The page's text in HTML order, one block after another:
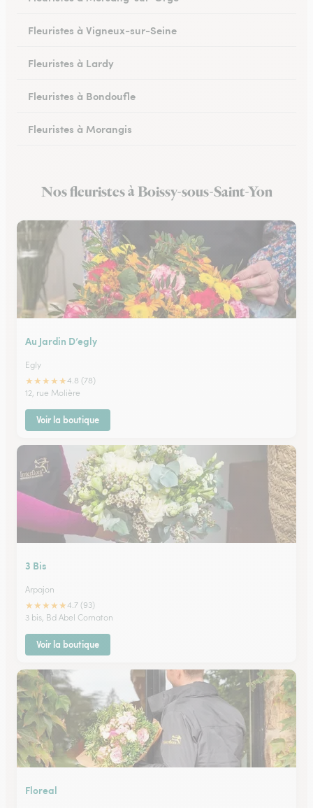
Fleuristes à Vigneux-sur-Seine
Fleuristes à Lardy
Fleuristes à Bondoufle
Fleuristes à Morangis
Fleuristes à Maisse
Nos fleuristes à Boissy-sous-Saint-Yon
Au Jardin D’egly
Egly
★★★★★4.8 (78)
12, rue Molière
Voir la boutique
3 Bis
Arpajon
★★★★★4.7 (93)
3 bis, Bd Abel Cornaton
Voir la boutique
Floreal